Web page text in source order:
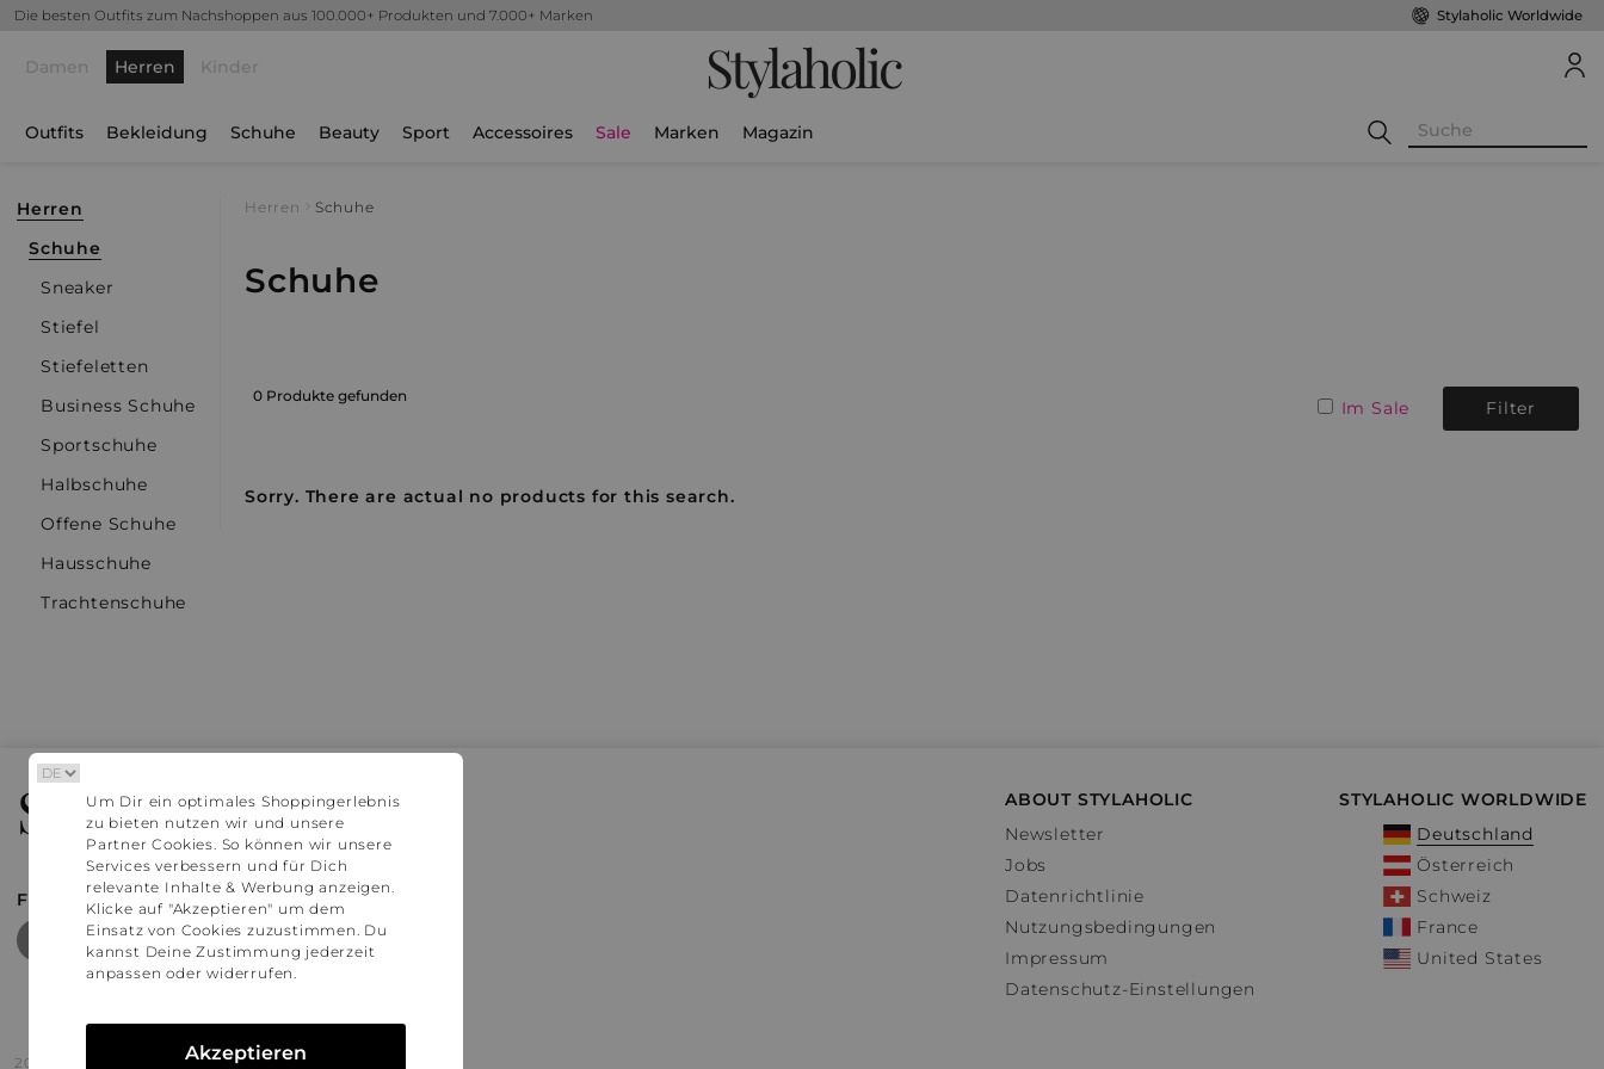
Die besten Outfits zum Nachshoppen aus 100.000+ Produkten und 7.000+ Marken Stylaholic Worldwide
Damen Herren Kinder Stylaholic
Outfits Bekleidung Schuhe Beauty Sport Accessoires Sale Marken Magazin
Herren
Schuhe
Sneaker
Stiefel
Stiefeletten
Business Schuhe
Sportschuhe
Halbschuhe
Offene Schuhe
Hausschuhe
Trachtenschuhe
Herren Schuhe
Schuhe
0 Produkte gefunden
Im Sale Filter
Sorry. There are actual no products for this search.
Stylaholic
FIND MORE INSPIRATION
ABOUT STYLAHOLIC
Newsletter
Jobs
Datenrichtlinie
Nutzungsbedingungen
Impressum
Datenschutz-Einstellungen
STYLAHOLIC WORLDWIDE
Deutschland
Österreich
Schweiz
France
United States
2016 - 2026 © Stylaholic.
Um Dir ein optimales Shoppingerlebnis
zu bieten nutzen wir und unsere
Partner Cookies. So können wir unsere
Services verbessern und für Dich
relevante Inhalte & Werbung anzeigen.
Klicke auf "Akzeptieren" um dem
Einsatz von Cookies zuzustimmen. Du
kannst Deine Zustimmung jederzeit
anpassen oder widerrufen.
Akzeptieren